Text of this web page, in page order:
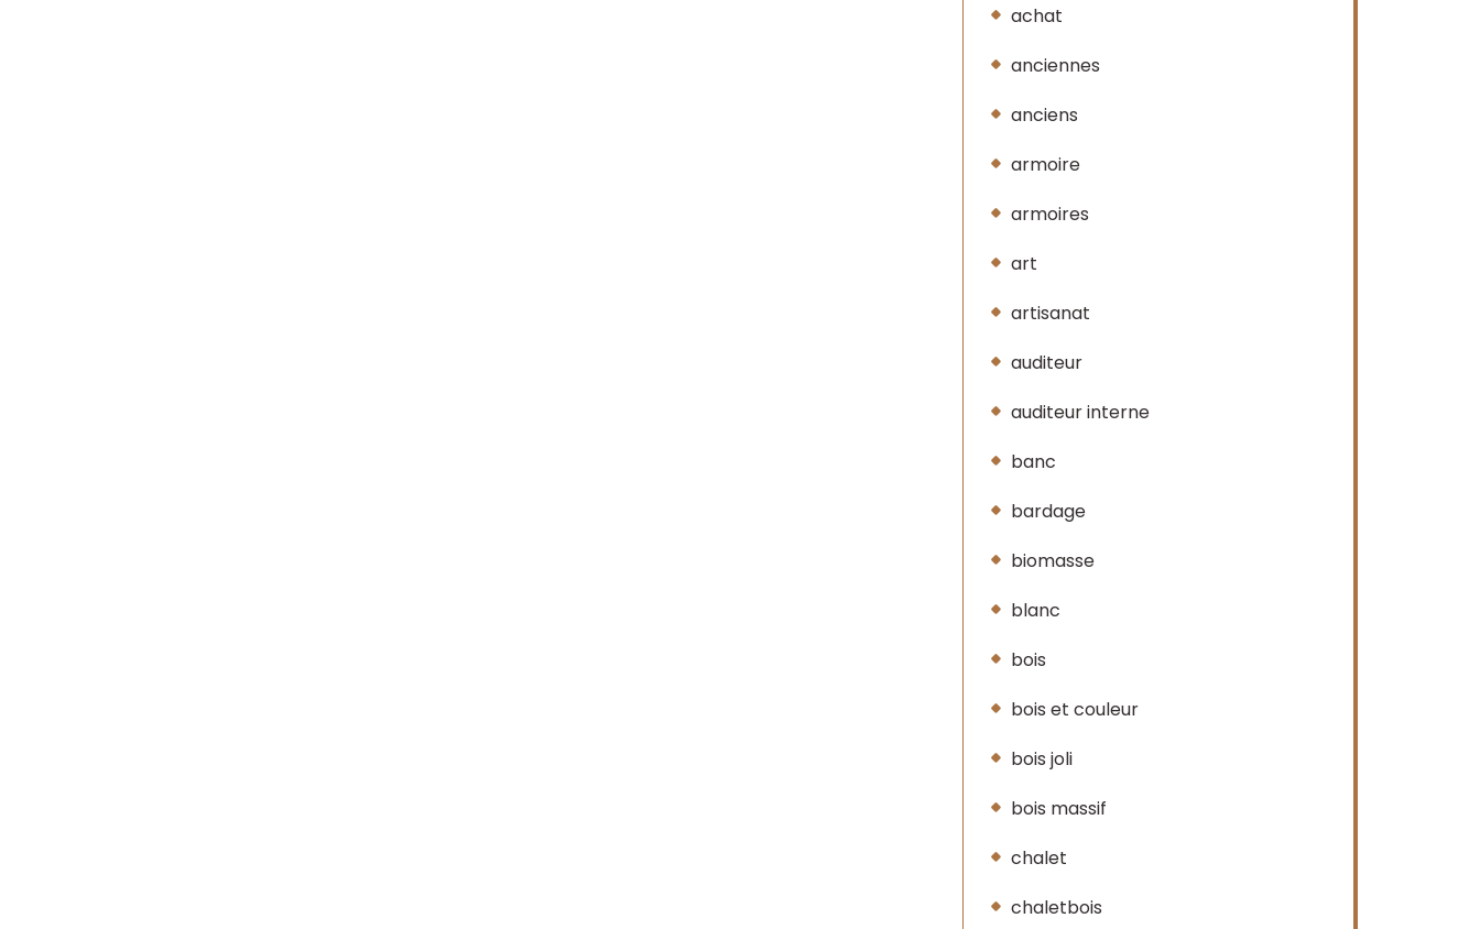
achat
anciennes
anciens
armoire
armoires
art
artisanat
auditeur
auditeur interne
banc
bardage
biomasse
blanc
bois
bois et couleur
bois joli
bois massif
chalet
chaletbois